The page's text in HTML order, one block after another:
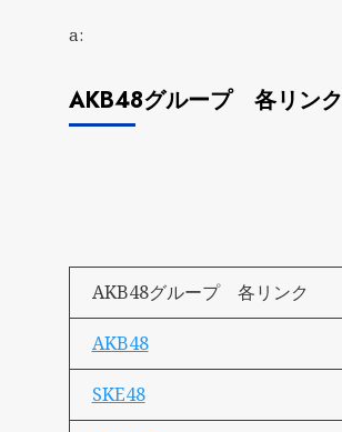
a:
AKB48グループ 各リンク
AKB48グループ 各リンク
AKB48
SKE48